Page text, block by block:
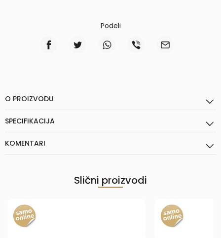
Podeli
O PROIZVODU
SPECIFIKACIJA
KOMENTARI
Slični proizvodi